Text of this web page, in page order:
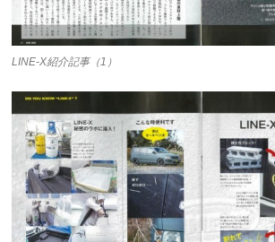
LINE-X紹介記事（1）